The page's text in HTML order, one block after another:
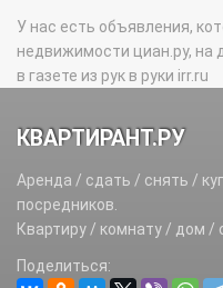
У нас есть объявления,
недвижимости циан.ру, на
в газете из рук в руки irr.ru
КВАРТИРАНТ.РУ
Аренда / сдать / снять /
посредников.
Квартиру / комнату / дом /
Поделиться: